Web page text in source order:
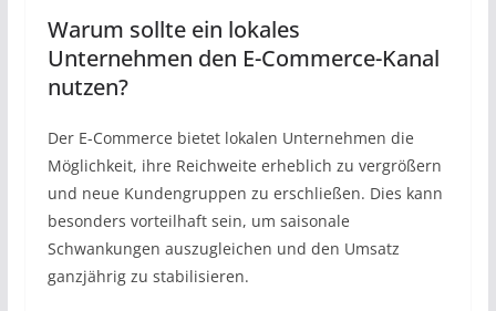
Warum sollte ein lokales
Unternehmen den E-Commerce-Kanal
nutzen?
Der E-Commerce bietet lokalen Unternehmen die
Möglichkeit, ihre Reichweite erheblich zu vergrößern
und neue Kundengruppen zu erschließen. Dies kann
besonders vorteilhaft sein, um saisonale
Schwankungen auszugleichen und den Umsatz
ganzjährig zu stabilisieren.